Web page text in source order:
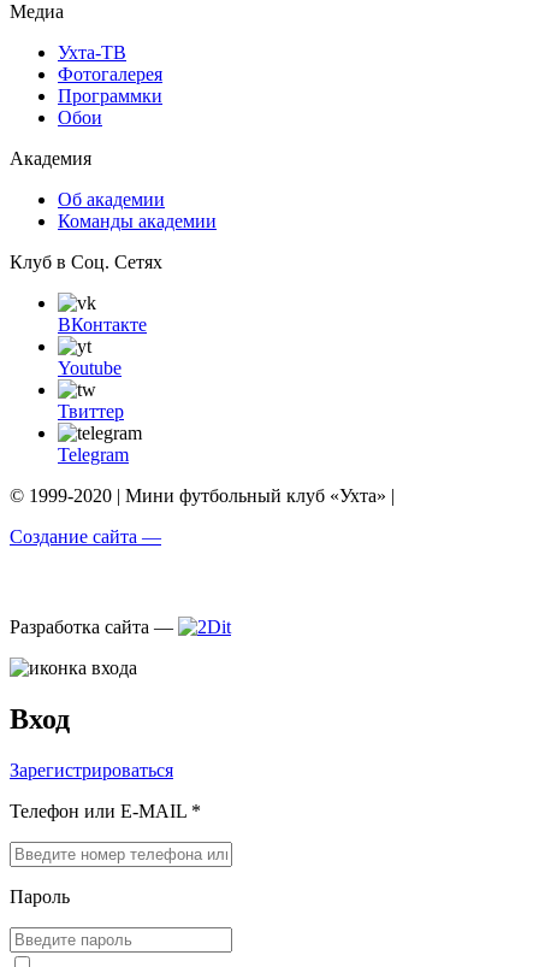
Медиа
Ухта-ТВ
Фотогалерея
Программки
Обои
Академия
Об академии
Команды академии
Клуб в Соц. Сетях
ВКонтакте
Youtube
Твиттер
Telegram
© 1999-2020 | Мини футбольный клуб «Ухта» |
Создание сайта —
Разработка сайта —
Вход
Зарегистрироваться
Телефон или E-MAIL *
Пароль